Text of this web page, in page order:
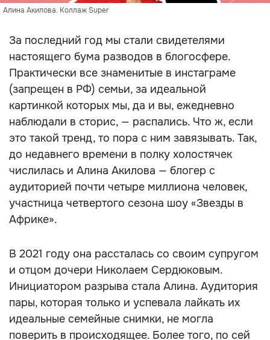
Алина Акилова. Коллаж Super
За последний год мы стали свидетелями
настоящего бума разводов в блогосфере.
Практически все знаменитые в инстаграме
(запрещен в РФ) семьи, за идеальной
картинкой которых мы, да и вы, ежедневно
наблюдали в сторис, — распались. Что ж, если
это такой тренд, то пора с ним завязывать. Так,
до недавнего времени в полку холостячек
числилась и Алина Акилова — блогер с
аудиторией почти четыре миллиона человек,
участница четвертого сезона шоу «Звезды в
Африке».
В 2021 году она рассталась со своим супругом
и отцом дочери Николаем Сердюковым.
Инициатором разрыва стала Алина. Аудитория
пары, которая только и успевала лайкать их
идеальные семейные снимки, не могла
поверить в происходящее. Более того, по сей